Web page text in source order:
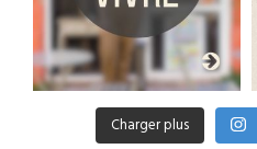
Charger plus